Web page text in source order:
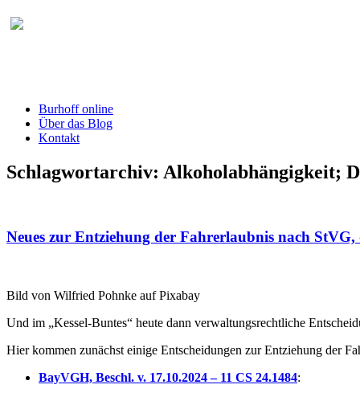
Burhoff online
Über das Blog
Kontakt
Schlagwortarchiv: Alkoholabhängigkeit;
Neues zur Entziehung der Fahrerlaubnis nach
Bild von Wilfried Pohnke auf Pixabay
Und im „Kessel-Buntes“ heute dann verwaltungsrechtliche
Hier kommen zunächst einige Entscheidungen zur Entziehung der
BayVGH, Beschl. v. 17.10.2024 – 11 CS 24.1484: